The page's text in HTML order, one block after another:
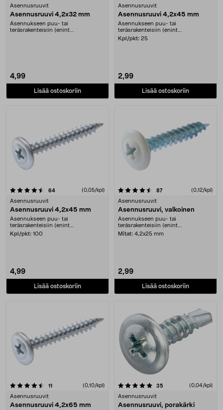
Asennusruuvit
Asennusruuvi 4,2x32 mm
Asennukseen puu- tai
teräsrakenteisiin (enint....
4,99
Lisää ostoskoriin
Asennusruuvit
Asennusruuvi 4,2x45 mm
Asennukseen puu- tai
teräsrakenteisiin (enint....
Kpl/pkt: 25
2,99
Lisää ostoskoriin
64arvostelut (0,05/kpl)
Asennusruuvit
Asennusruuvi 4,2x45 mm
Asennukseen puu- tai
teräsrakenteisiin (enint....
Kpl/pkt: 100
4,99
Lisää ostoskoriin
4.5 viidestä tähdestä 87arvostelut (0,12/kpl)
Asennusruuvit
Asennusruuvi, valkoinen
Asennukseen puu- tai
teräsrakenteisiin (enint....
Mitat: 4,2x25 mm
2,99
Lisää ostoskoriin
11 (0,10/kpl)
Asennusruuvit
Asennusruuvi 4,2x65 mm
5.0 viidestä tähdestä 35 (0,04/kpl)
Asennusruuvit
Asennusruuvi, porakärki